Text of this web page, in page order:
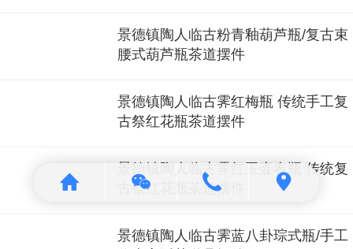
景德镇陶人临古粉青釉葫芦瓶/复古束
腰式葫芦瓶茶道摆件
景德镇陶人临古霁红梅瓶 传统手工复
古祭红花瓶茶道摆件
景德镇陶人临古霁红玉壶春瓶 传统复
古祭红花瓶茶道摆件
景德镇陶人临古霁蓝八卦琮式瓶/手工